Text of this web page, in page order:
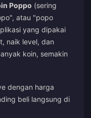
Poppo (sering
atau "popo
yang dipakai
naik level, dan
koin, semakin
dengan harga
beli langsung di